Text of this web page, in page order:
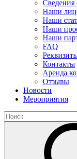
Сведения
Наши
Наши
Наши
Наши
FAQ
Контакты
Аренда
Отзывы
Новости
Мероприятия